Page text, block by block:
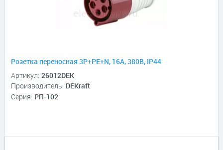
Розетка переносная 3Р+РЕ+N, 16А, 380В, IP44
Артикул: 26012DEK
Производитель: DEKraft
Серия: РП-102